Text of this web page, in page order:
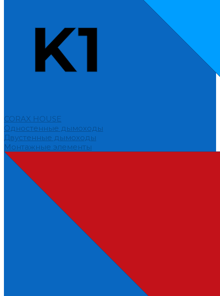
CORAX HOUSE
Одностенные дымоходы
Двустенные дымоходы
Монтажные элементы